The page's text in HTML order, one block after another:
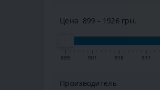
Цена 899 - 1926 грн.
899 901 918 977
Производитель